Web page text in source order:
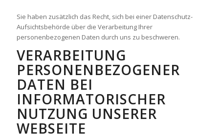
Sie haben zusätzlich das Recht, sich bei einer Datenschutz-
Aufsichtsbehörde über die Verarbeitung Ihrer
personenbezogenen Daten durch uns zu beschweren.
VERARBEITUNG
PERSONENBEZOGENER
DATEN BEI
INFORMATORISCHER
NUTZUNG UNSERER
WEBSEITE